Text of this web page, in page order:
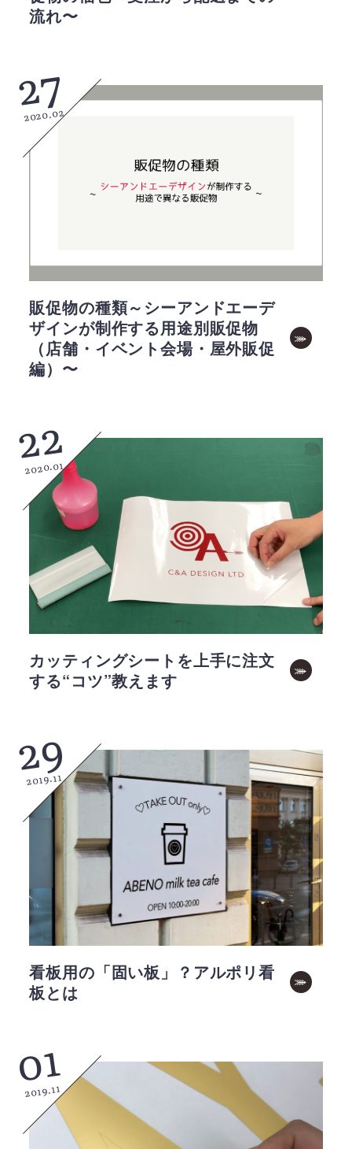
流れ〜
27
2020.02
販促物の種類～シーアンドエーデ
ザインが制作する用途別販促物
（店舗・イベント会場・屋外販促
編）〜
22
2020.01
カッティングシートを上手に注文
する“コツ”教えます
29
2019.11
看板用の「固い板」？アルポリ看
板とは
01
2019.11